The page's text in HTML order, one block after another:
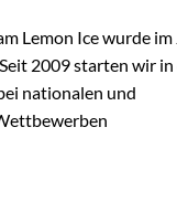
Lemon Ice wurde im
2009 starten wir in
nationalen und